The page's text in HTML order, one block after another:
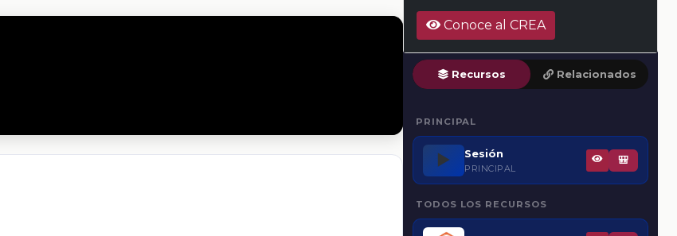
Conoce al CREA
Recursos Relacionados
PRINCIPAL
▶️ Sesión
PRINCIPAL
🎒
TODOS LOS RECURSOS